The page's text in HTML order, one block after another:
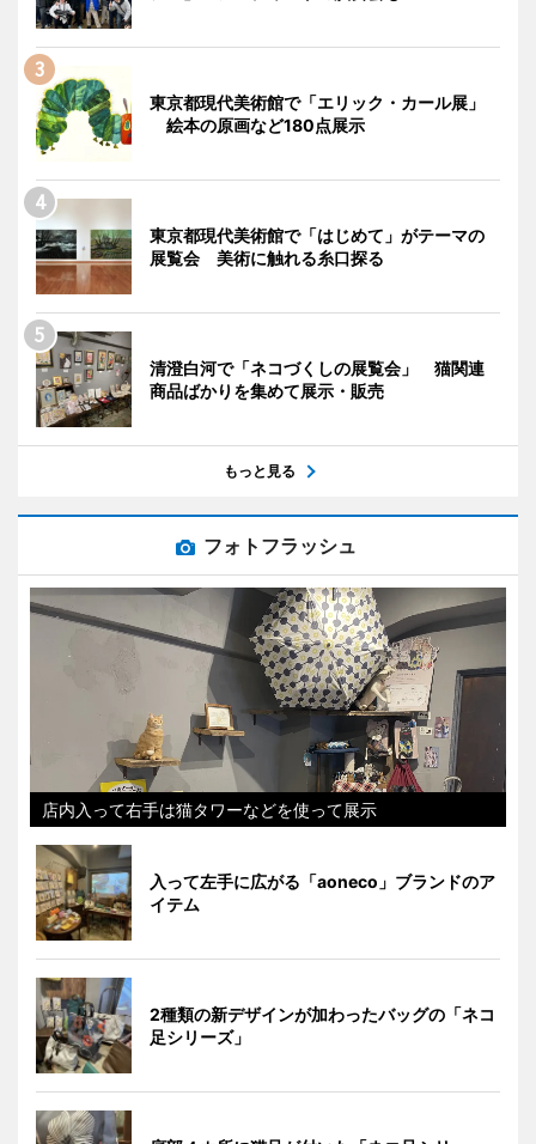
東京都現代美術館で「エリック・カール展」
絵本の原画など180点展示
東京都現代美術館で「はじめて」がテーマの
展覧会 美術に触れる糸口探る
清澄白河で「ネコづくしの展覧会」 猫関連
商品ばかりを集めて展示・販売
もっと見る
フォトフラッシュ
店内入って右手は猫タワーなどを使って展示
入って左手に広がる「aoneco」ブランドのア
イテム
2種類の新デザインが加わったバッグの「ネコ
足シリーズ」